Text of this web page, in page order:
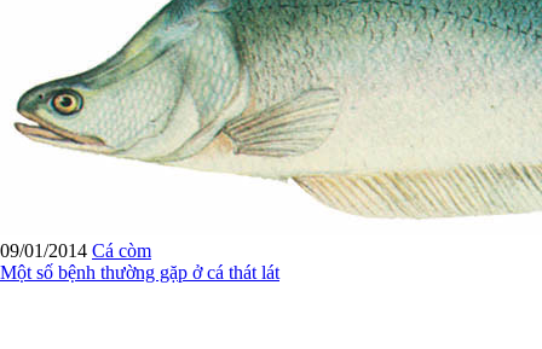
09/01/2014 Cá còm
Một số bệnh thường gặp ở cá thát lát